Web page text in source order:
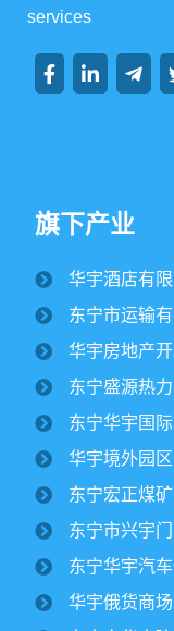
纪文楠董事长赴境
丰收季。10月15日
作物收割工作。集团
services
旗下产业
华宇酒店有
东宁市运输
华宇房地产
东宁盛源热
东宁华宇国
华宇境外园区
东宁宏正煤
东宁市兴宇
东宁华宇汽
华宇俄货商场